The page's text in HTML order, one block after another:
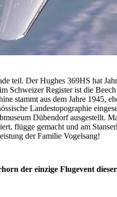
teil. Der Hughes 369HS hat
Schweizer Register ist die
stammt aus dem Jahre 1945,
Landestopographie
Dübendorf ausgestellt.
flügge gemacht und am
der Familie Vogelsang!
der einzige Flugevent